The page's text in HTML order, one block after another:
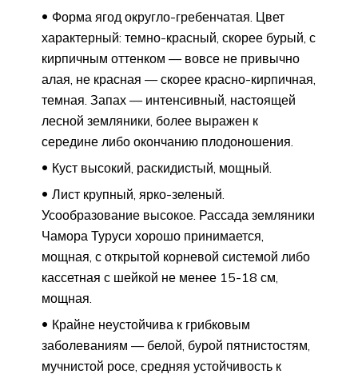
Форма ягод округло-гребенчатая. Цвет
характерный: темно-красный, скорее бурый, с
кирпичным оттенком — вовсе не привычно
алая, не красная — скорее красно-кирпичная,
темная. Запах — интенсивный, настоящей
лесной земляники, более выражен к
середине либо окончанию плодоношения.
Куст высокий, раскидистый, мощный.
Лист крупный, ярко-зеленый.
Усообразование высокое. Рассада земляники
Чамора Туруси хорошо принимается,
мощная, с открытой корневой системой либо
кассетная с шейкой не менее 15-18 см,
мощная.
Крайне неустойчива к грибковым
заболеваниям — белой, бурой пятнистостям,
мучнистой росе, средняя устойчивость к